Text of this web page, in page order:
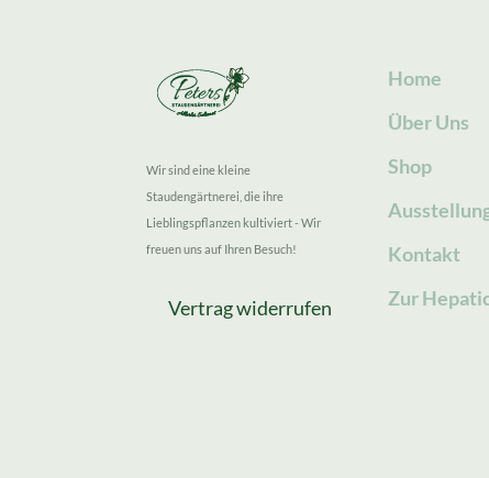
Wir sind eine kleine
Staudengärtnerei, die ihre
Lieblingspflanzen kultiviert - Wir
freuen uns auf Ihren Besuch!
Vertrag widerrufen
Home
Über Uns
Shop
Kontakt
Zur